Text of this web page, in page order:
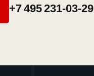
+7 495 231-03-29